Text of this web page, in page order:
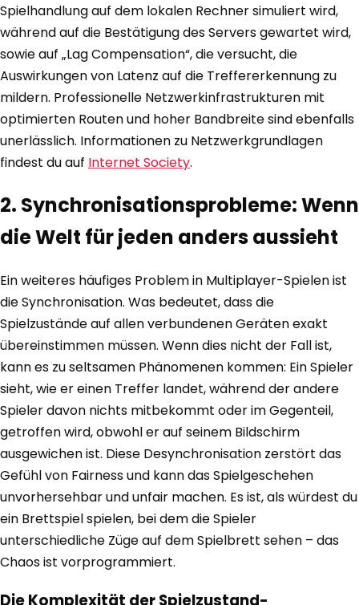
Spielhandlung auf dem lokalen Rechner simuliert wird,
während auf die Bestätigung des Servers gewartet wird,
sowie auf „Lag Compensation“, die versucht, die
Auswirkungen von Latenz auf die Treffererkennung zu
mildern. Professionelle Netzwerkinfrastrukturen mit
optimierten Routen und hoher Bandbreite sind ebenfalls
unerlässlich. Informationen zu Netzwerkgrundlagen
findest du auf Internet Society.
2. Synchronisationsprobleme: Wenn
die Welt für jeden anders aussieht
Ein weiteres häufiges Problem in Multiplayer-Spielen ist
die Synchronisation. Was bedeutet, dass die
Spielzustände auf allen verbundenen Geräten exakt
übereinstimmen müssen. Wenn dies nicht der Fall ist,
kann es zu seltsamen Phänomenen kommen: Ein Spieler
sieht, wie er einen Treffer landet, während der andere
Spieler davon nichts mitbekommt oder im Gegenteil,
getroffen wird, obwohl er auf seinem Bildschirm
ausgewichen ist. Diese Desynchronisation zerstört das
Gefühl von Fairness und kann das Spielgeschehen
unvorhersehbar und unfair machen. Es ist, als würdest du
ein Brettspiel spielen, bei dem die Spieler
unterschiedliche Züge auf dem Spielbrett sehen – das
Chaos ist vorprogrammiert.
Die Komplexität der Spielzustand-